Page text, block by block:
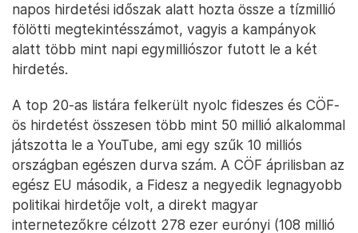
napos hirdetési időszak alatt hozta össze a tízmillió
fölötti megtekintésszámot, vagyis a kampányok
alatt több mint napi egymilliószor futott le a két
hirdetés.
A top 20-as listára felkerült nyolc fideszes és CÖF-
ös hirdetést összesen több mint 50 millió alkalommal
játszotta le a YouTube, ami egy szűk 10 milliós
országban egészen durva szám. A CÖF áprilisban az
egész EU második, a Fidesz a negyedik legnagyobb
politikai hirdetője volt, a direkt magyar
internetezőkre célzott 278 ezer eurónyi (108 millió